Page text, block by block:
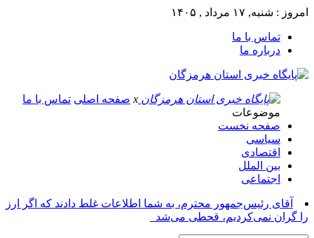
امروز : شنبه, ۱۷ مرداد , ۱۴۰۵
تماس با ما
درباره ما
x صفحه اصلی تماس با ما
موضوعات
صفحه نخست
سیاسی
اقتصادی
بین الملل
اجتماعی
آقای رئیس‌جمهور محترم، به شما اطلاعات غلط دادند که اگر ارز
را گران نمی‌کردیم، قحطی می‌شد_